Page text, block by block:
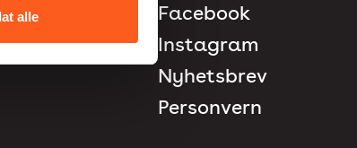
alle
Facebook
Instagram
Nyhetsbrev
Personvern